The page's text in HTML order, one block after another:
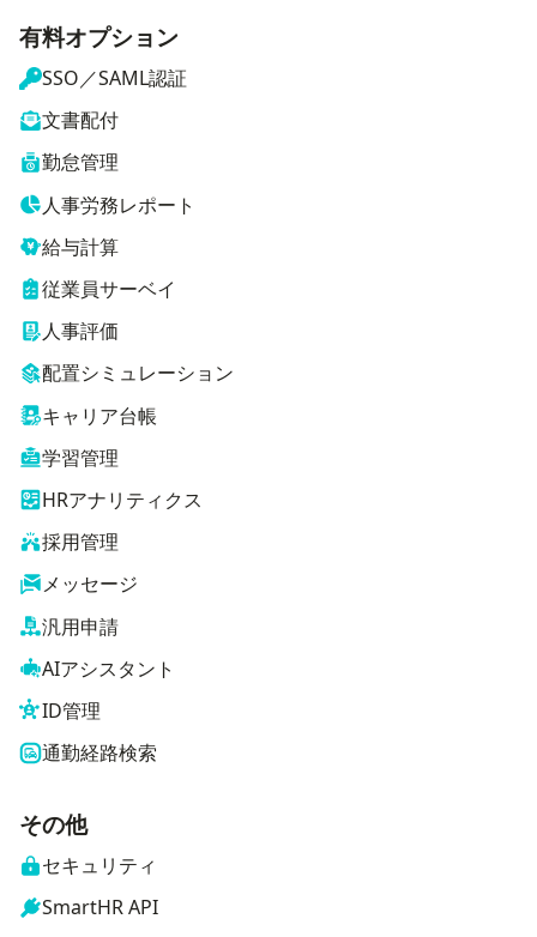
有料オプション
SSO／SAML認証
文書配付
勤怠管理
人事労務レポート
給与計算
従業員サーベイ
人事評価
配置シミュレーション
キャリア台帳
学習管理
HRアナリティクス
採用管理
メッセージ
汎用申請
AIアシスタント
ID管理
通勤経路検索
その他
セキュリティ
SmartHR API